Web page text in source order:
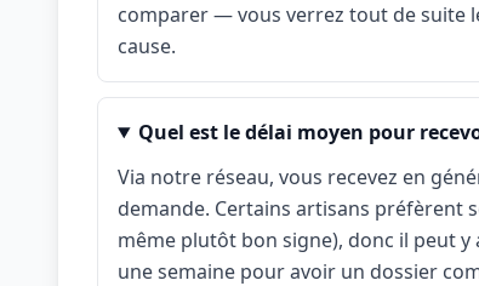
comparer — vous verrez tout de suite
cause.
Quel est le délai moyen pour
Via notre réseau, vous recevez en
demande. Certains artisans préfèrent
même plutôt bon signe), donc il peut
une semaine pour avoir un dossier